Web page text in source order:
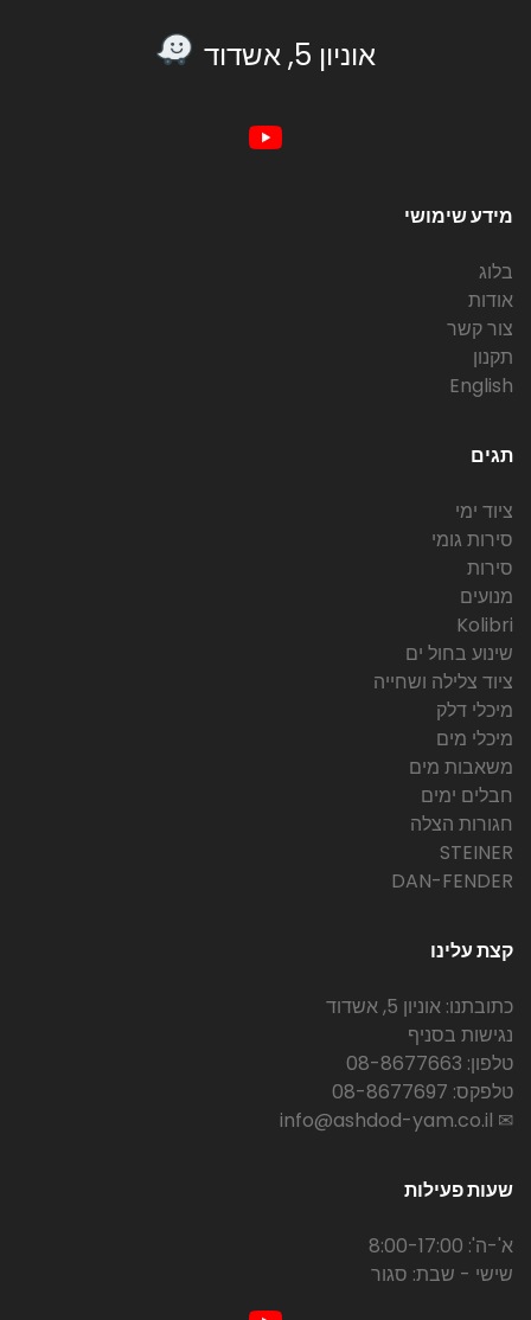
אוניון 5, אשדוד
מידע שימושי
בלוג
אודות
צור קשר
תקנון
English
תגים
ציוד ימי
סירות גומי
סירות
מנועים
Kolibri
שינוע בחול ים
ציוד צלילה ושחייה
מיכלי דלק
מיכלי מים
משאבות מים
חבלים ימים
חגורות הצלה
STEINER
DAN-FENDER
קצת עלינו
כתובתנו: אוניון 5, אשדוד
נגישות בסניף
טלפון: 08-8677663
טלפקס: 08-8677697
✉ info@ashdod-yam.co.il
שעות פעילות
א'-ה': 8:00-17:00
שישי - שבת: סגור